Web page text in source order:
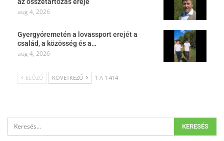
az összetartozás ereje
aug 4, 2026
Gyergyóremetén a lovassport erejét a
család, a közösség és a…
aug 4, 2026
ELŐZŐ KÖVETKEZŐ 1 A 1 414